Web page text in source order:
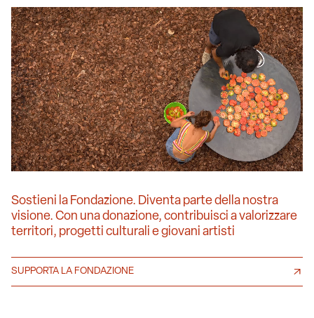
Sostieni la Fondazione. Diventa parte della nostra
visione. Con una donazione, contribuisci a valorizzare
territori, progetti culturali e giovani artisti
SUPPORTA LA FONDAZIONE